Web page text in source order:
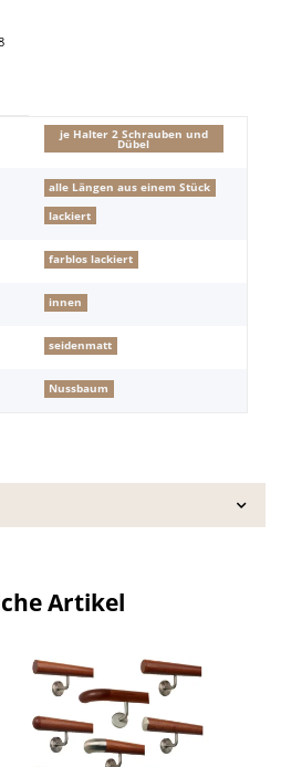
je Halter 2 Schrauben und
Dübel
alle Längen aus einem Stück
lackiert
farblos lackiert
innen
seidenmatt
Nussbaum
Artikel